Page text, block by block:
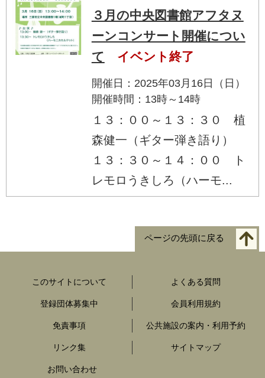
３月の中央図書館アフタヌ
ーンコンサート開催につい
て
イベント終了
開催日：2025年03月16日（日）
開催時間：13時～14時
１３：００～１３：３０ 植
森健一（ギター弾き語り）
１３：３０～１４：００ ト
レモロうきしろ（ハーモ...
ページの先頭に戻る
このサイトについて よくある質問
登録団体募集中 会員利用規約
免責事項 公共施設の案内・利用予約
リンク集 サイトマップ
お問い合わせ